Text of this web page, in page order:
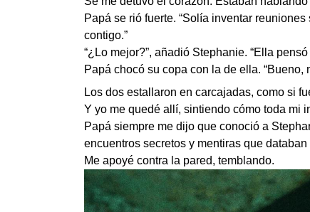
Papá se rió fuerte. “Solía inventar
contigo.”
“¿Lo mejor?”, añadió Stephanie. “Ella
Papá chocó su copa con la de ella.
Los dos estallaron en carcajadas, como si
Y yo me quedé allí, sintiendo cómo toda mi
Papá siempre me dijo que conoció a
encuentros secretos y mentiras que databan
Me apoyé contra la pared, temblando.